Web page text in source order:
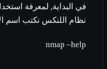
في البداية, لمعرفة
نظام اللنكس نكتب اسم
nmap –help